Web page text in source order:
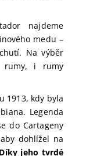
najdeme
medu –
Na výběr
rumy, i rumy
1913, kdy byla
Legenda
do Cartageny
dohlížel na
Díky jeho tvrdé